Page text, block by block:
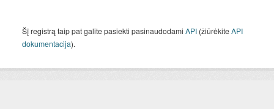
Šį registrą taip pat galite pasiekti pasinaudodami API (žiūrėkiteAPI
dokumentacija).